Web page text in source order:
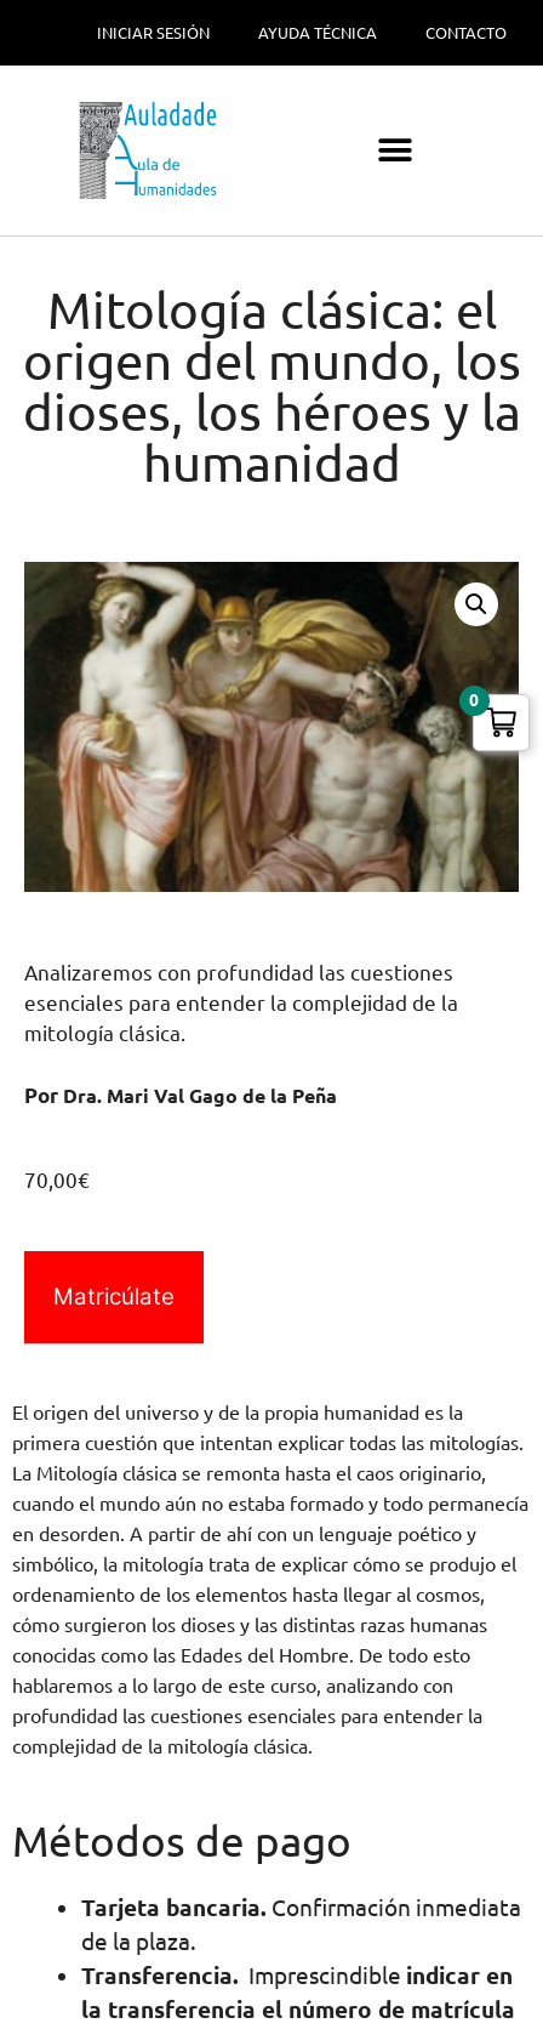
INICIAR SESIÓN AYUDA TÉCNICA CONTACTO
Mitología clásica: el
origen del mundo, los
dioses, los héroes y la
humanidad
Analizaremos con profundidad las cuestiones
esenciales para entender la complejidad de la
mitología clásica.
Por Dra. Mari Val Gago de la Peña
70,00€
Matricúlate
El origen del universo y de la propia humanidad es la
primera cuestión que intentan explicar todas las mitologías.
La Mitología clásica se remonta hasta el caos originario,
cuando el mundo aún no estaba formado y todo permanecía
en desorden. A partir de ahí con un lenguaje poético y
simbólico, la mitología trata de explicar cómo se produjo el
ordenamiento de los elementos hasta llegar al cosmos,
cómo surgieron los dioses y las distintas razas humanas
conocidas como las Edades del Hombre. De todo esto
hablaremos a lo largo de este curso, analizando con
profundidad las cuestiones esenciales para entender la
complejidad de la mitología clásica.
Métodos de pago
Tarjeta bancaria. Confirmación inmediata
de la plaza.
Transferencia. Imprescindible indicar en
la transferencia el número de matrícula
0